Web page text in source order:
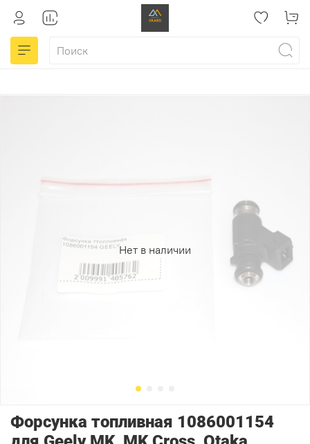
Нет в наличии
Форсунка топливная 1086001154